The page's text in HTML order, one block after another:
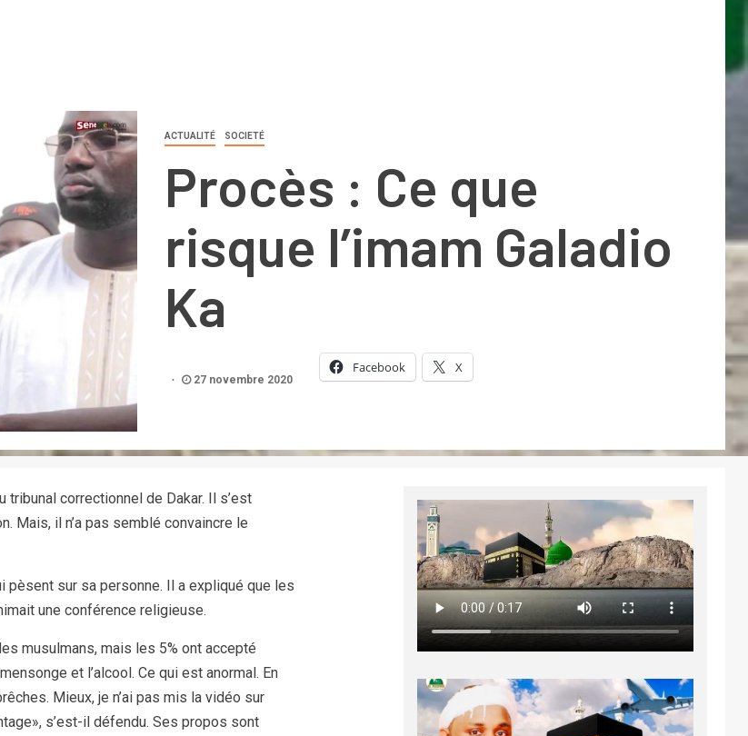
ACTUALITÉ SOCIETÉ
Procès : Ce que
risque l’imam Galadio
Ka
27 novembre 2020
Facebook X
tribunal correctionnel de Dakar. Il s’est
Mais, il n’a pas semblé convaincre le
pèsent sur sa personne. Il a expliqué que les
une conférence religieuse.
musulmans, mais les 5% ont accepté
et l’alcool. Ce qui est anormal. En
Mieux, je n’ai pas mis la vidéo sur
s’est-il défendu. Ses propos sont